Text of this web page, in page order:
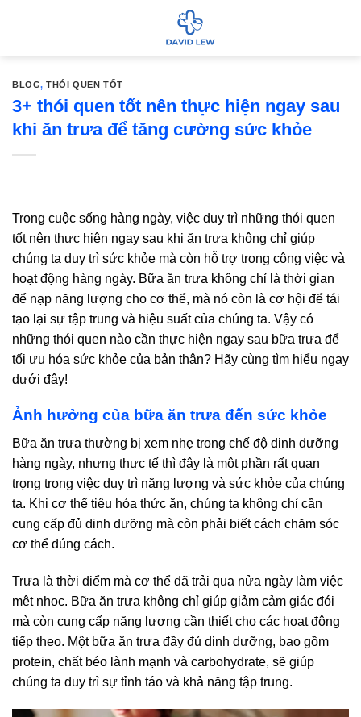
BLOG,THÓI QUEN TỐT
3+ thói quen tốt nên thực hiện ngay sau
khi ăn trưa để tăng cường sức khỏe
Trong cuộc sống hàng ngày, việc duy trì những thói quen
tốt nên thực hiện ngay sau khi ăn trưa không chỉ giúp
chúng ta duy trì sức khỏe mà còn hỗ trợ trong công việc và
hoạt động hàng ngày. Bữa ăn trưa không chỉ là thời gian
để nạp năng lượng cho cơ thể, mà nó còn là cơ hội để tái
tạo lại sự tập trung và hiệu suất của chúng ta. Vậy có
những thói quen nào cần thực hiện ngay sau bữa trưa để
tối ưu hóa sức khỏe của bản thân? Hãy cùng tìm hiểu ngay
dưới đây!
Ảnh hưởng của bữa ăn trưa đến sức khỏe
Bữa ăn trưa thường bị xem nhẹ trong chế độ dinh dưỡng
hàng ngày, nhưng thực tế thì đây là một phần rất quan
trọng trong việc duy trì năng lượng và sức khỏe của chúng
ta. Khi cơ thể tiêu hóa thức ăn, chúng ta không chỉ cần
cung cấp đủ dinh dưỡng mà còn phải biết cách chăm sóc
cơ thể đúng cách.
Trưa là thời điểm mà cơ thể đã trải qua nửa ngày làm việc
mệt nhọc. Bữa ăn trưa không chỉ giúp giảm cảm giác đói
mà còn cung cấp năng lượng cần thiết cho các hoạt động
tiếp theo. Một bữa ăn trưa đầy đủ dinh dưỡng, bao gồm
protein, chất béo lành mạnh và carbohydrate, sẽ giúp
chúng ta duy trì sự tỉnh táo và khả năng tập trung.